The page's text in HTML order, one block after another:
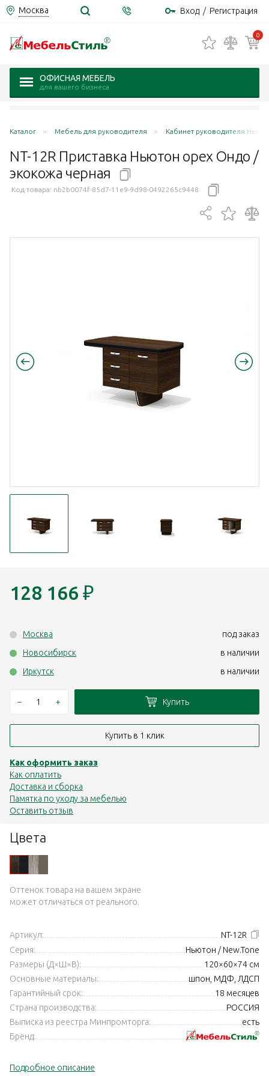
Москва Вход / Регистрация
0
ОФИСНАЯ МЕБЕЛЬ
для вашего бизнеса
Каталог Мебель для руководителя Кабинет руководителя
NT-12R Приставка Ньютон орех Ондо /
экокожа черная
Код товара: nb2b0074f-85d7-11e9-9d98-0492265c9448
Цвета
Оттенок товара на вашем экране
может отличаться от реального.
Артикул:
NT-12R
Серия:
Ньютон / New.Tone
Размеры (Д×Ш×В):
120×60×74 см
Основные материалы:
шпон, МДФ, ЛДСП
Гарантийный срок:
18 месяцев
Страна производства:
РОССИЯ
Выписка из реестра Минпромторга:
есть
Бренд:
Подробное описание
128 166 ₽
Москва
под заказ
Новосибирск
в наличии
Иркутск
в наличии
– + Купить
Купить в 1 клик
Как оформить заказ
Как оплатить
Доставка и сборка
Памятка по уходу за мебелью
Оставить отзыв